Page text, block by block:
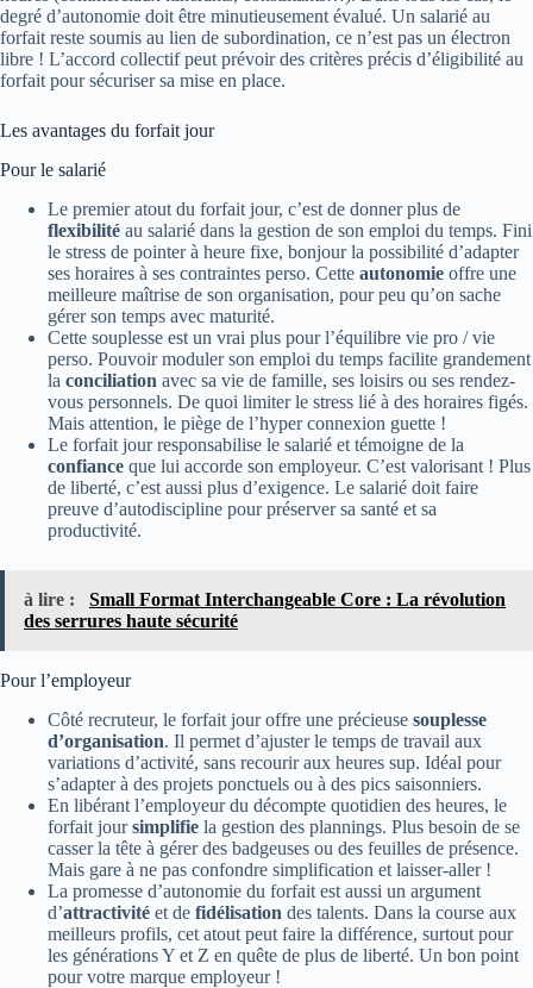
degré d’autonomie doit être minutieusement évalué. Un salarié au
forfait reste soumis au lien de subordination, ce n’est pas un électron
libre ! L’accord collectif peut prévoir des critères précis d’éligibilité au
forfait pour sécuriser sa mise en place.
Les avantages du forfait jour
Pour le salarié
Le premier atout du forfait jour, c’est de donner plus de
flexibilité au salarié dans la gestion de son emploi du temps. Fini
le stress de pointer à heure fixe, bonjour la possibilité d’adapter
ses horaires à ses contraintes perso. Cette autonomie offre une
meilleure maîtrise de son organisation, pour peu qu’on sache
gérer son temps avec maturité.
Cette souplesse est un vrai plus pour l’équilibre vie pro / vie
perso. Pouvoir moduler son emploi du temps facilite grandement
la conciliation avec sa vie de famille, ses loisirs ou ses rendez-
vous personnels. De quoi limiter le stress lié à des horaires figés.
Mais attention, le piège de l’hyper connexion guette !
Le forfait jour responsabilise le salarié et témoigne de la
confiance que lui accorde son employeur. C’est valorisant ! Plus
de liberté, c’est aussi plus d’exigence. Le salarié doit faire
preuve d’autodiscipline pour préserver sa santé et sa
productivité.
à lire :
Small Format Interchangeable Core : La révolution
des serrures haute sécurité
Pour l’employeur
Côté recruteur, le forfait jour offre une précieuse souplesse
d’organisation. Il permet d’ajuster le temps de travail aux
variations d’activité, sans recourir aux heures sup. Idéal pour
s’adapter à des projets ponctuels ou à des pics saisonniers.
En libérant l’employeur du décompte quotidien des heures, le
forfait joursimplifie la gestion des plannings. Plus besoin de se
casser la tête à gérer des badgeuses ou des feuilles de présence.
Mais gare à ne pas confondre simplification et laisser-aller !
La promesse d’autonomie du forfait est aussi un argument
d’attractivité et de fidélisation des talents. Dans la course aux
meilleurs profils, cet atout peut faire la différence, surtout pour
les générations Y et Z en quête de plus de liberté. Un bon point
pour votre marque employeur !